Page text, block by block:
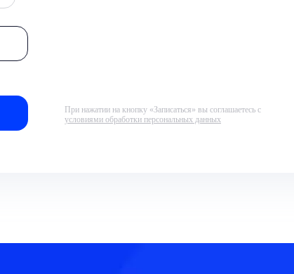
При нажатии на кнопку «Записаться» вы соглашаетесь с
условиями обработки персональных данных